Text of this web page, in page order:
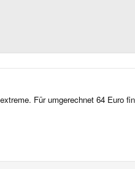
Für umgerechnet 64 Euro